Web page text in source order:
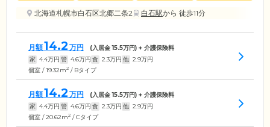
北海道札幌市白石区北郷二条2
白石駅から 徒歩11分
月額14.2 万円 (入居金15.5万円) + 介護保険料
家 4.4万円 管 4.6万円 食 2.3万円 他 2.9万円
個室 / 19.32m2 / Bタイプ
月額14.2 万円 (入居金15.5万円) + 介護保険料
家 4.4万円 管 4.6万円 食 2.3万円 他 2.9万円
個室 / 20.62m2 / Cタイプ